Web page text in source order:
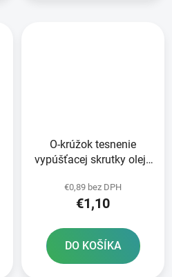
O-krúžok tesnenie
vypúšťacej skrutky oleja
€0,89 bez DPH
€1,10
DO KOŠÍKA